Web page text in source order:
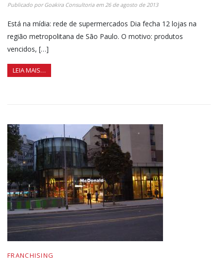
Publicado porGoakira Consultoriaem26 de agosto de 2013
Está na mídia: rede de supermercados Dia fecha 12 lojas na
região metropolitana de São Paulo. O motivo: produtos
vencidos, […]
LEIA MAIS…
FRANCHISING